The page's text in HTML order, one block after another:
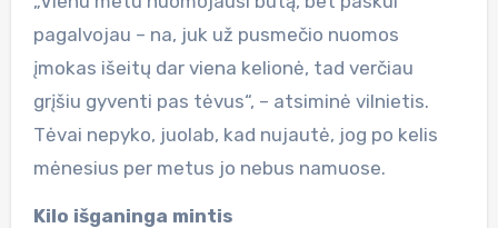
pagalvojau – na, juk už pusmečio nuomos
įmokas išeitų dar viena kelionė, tad verčiau
grįšiu gyventi pas tėvus“, – atsiminė vilnietis.
Tėvai nepyko, juolab, kad nujautė, jog po kelis
mėnesius per metus jo nebus namuose.
Kilo išganinga mintis